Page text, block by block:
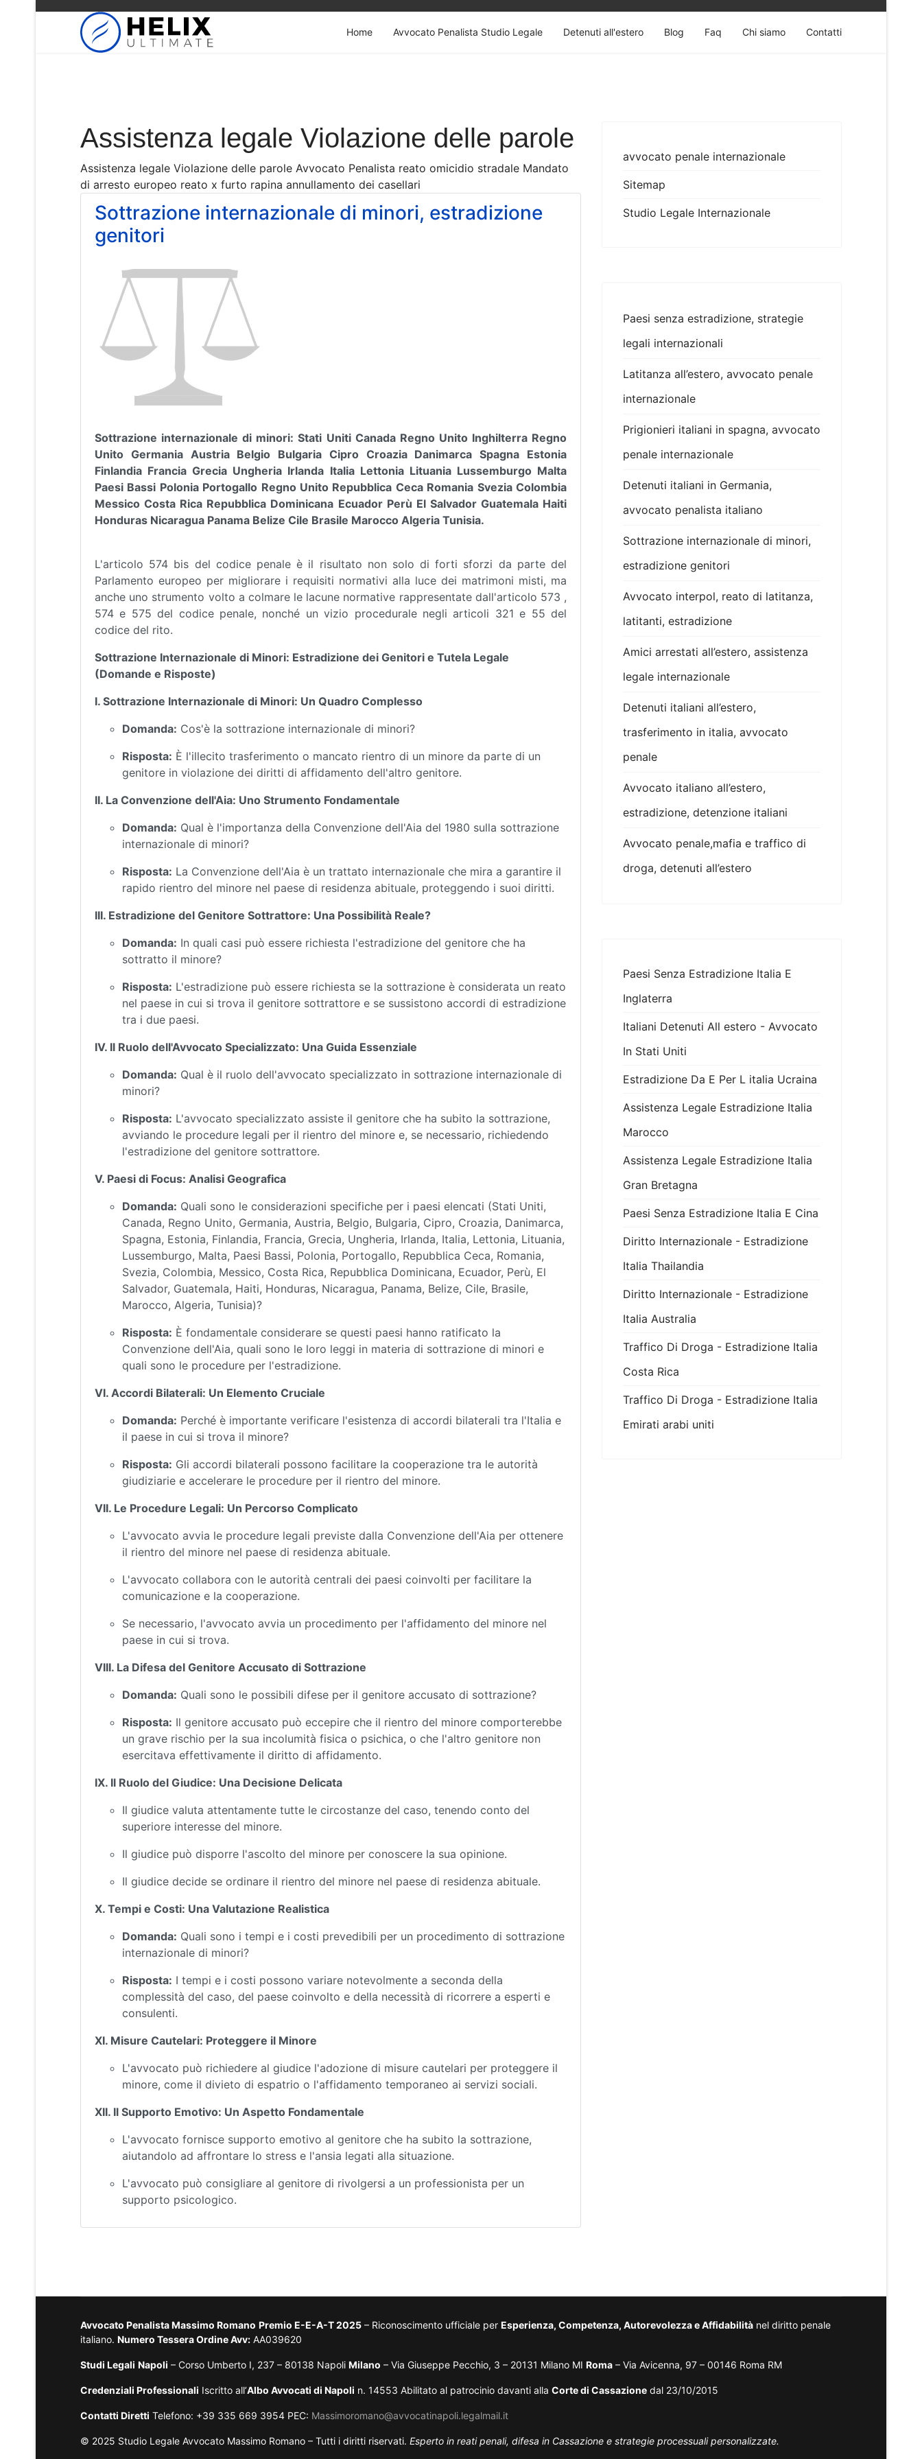
Home Avvocato Penalista Studio Legale Detenuti all'estero Blog Faq Chi siamo Contatti
Assistenza legale Violazione delle parole
Assistenza legale Violazione delle parole Avvocato Penalista reato omicidio stradale Mandato
di arresto europeo reato x furto rapina annullamento dei casellari
Sottrazione internazionale di minori, estradizione
genitori
Sottrazione internazionale di minori: Stati Uniti Canada Regno Unito Inghilterra Regno
Unito Germania Austria Belgio Bulgaria Cipro Croazia Danimarca Spagna Estonia
Finlandia Francia Grecia Ungheria Irlanda Italia Lettonia Lituania Lussemburgo Malta
Paesi Bassi Polonia Portogallo Regno Unito Repubblica Ceca Romania Svezia Colombia
Messico Costa Rica Repubblica Dominicana Ecuador Perù El Salvador Guatemala Haiti
Honduras Nicaragua Panama Belize Cile Brasile Marocco Algeria Tunisia.
L'articolo 574 bis del codice penale è il risultato non solo di forti sforzi da parte del
Parlamento europeo per migliorare i requisiti normativi alla luce dei matrimoni misti, ma
anche uno strumento volto a colmare le lacune normative rappresentate dall'articolo 573 ,
574 e 575 del codice penale, nonché un vizio procedurale negli articoli 321 e 55 del
codice del rito.
Sottrazione Internazionale di Minori: Estradizione dei Genitori e Tutela Legale
(Domande e Risposte)
I. Sottrazione Internazionale di Minori: Un Quadro Complesso
Domanda: Cos'è la sottrazione internazionale di minori?
Risposta: È l'illecito trasferimento o mancato rientro di un minore da parte di un
genitore in violazione dei diritti di affidamento dell'altro genitore.
II. La Convenzione dell'Aia: Uno Strumento Fondamentale
Domanda: Qual è l'importanza della Convenzione dell'Aia del 1980 sulla sottrazione
internazionale di minori?
Risposta: La Convenzione dell'Aia è un trattato internazionale che mira a garantire il
rapido rientro del minore nel paese di residenza abituale, proteggendo i suoi diritti.
III. Estradizione del Genitore Sottrattore: Una Possibilità Reale?
Domanda: In quali casi può essere richiesta l'estradizione del genitore che ha
sottratto il minore?
Risposta: L'estradizione può essere richiesta se la sottrazione è considerata un reato
nel paese in cui si trova il genitore sottrattore e se sussistono accordi di estradizione
tra i due paesi.
IV. Il Ruolo dell'Avvocato Specializzato: Una Guida Essenziale
Domanda: Qual è il ruolo dell'avvocato specializzato in sottrazione internazionale di
minori?
Risposta: L'avvocato specializzato assiste il genitore che ha subito la sottrazione,
avviando le procedure legali per il rientro del minore e, se necessario, richiedendo
l'estradizione del genitore sottrattore.
V. Paesi di Focus: Analisi Geografica
Domanda: Quali sono le considerazioni specifiche per i paesi elencati (Stati Uniti,
Canada, Regno Unito, Germania, Austria, Belgio, Bulgaria, Cipro, Croazia, Danimarca,
Spagna, Estonia, Finlandia, Francia, Grecia, Ungheria, Irlanda, Italia, Lettonia, Lituania,
Lussemburgo, Malta, Paesi Bassi, Polonia, Portogallo, Repubblica Ceca, Romania,
Svezia, Colombia, Messico, Costa Rica, Repubblica Dominicana, Ecuador, Perù, El
Salvador, Guatemala, Haiti, Honduras, Nicaragua, Panama, Belize, Cile, Brasile,
Marocco, Algeria, Tunisia)?
Risposta: È fondamentale considerare se questi paesi hanno ratificato la
Convenzione dell'Aia, quali sono le loro leggi in materia di sottrazione di minori e
quali sono le procedure per l'estradizione.
VI. Accordi Bilaterali: Un Elemento Cruciale
Domanda: Perché è importante verificare l'esistenza di accordi bilaterali tra l'Italia e
il paese in cui si trova il minore?
Risposta: Gli accordi bilaterali possono facilitare la cooperazione tra le autorità
giudiziarie e accelerare le procedure per il rientro del minore.
VII. Le Procedure Legali: Un Percorso Complicato
L'avvocato avvia le procedure legali previste dalla Convenzione dell'Aia per ottenere
il rientro del minore nel paese di residenza abituale.
L'avvocato collabora con le autorità centrali dei paesi coinvolti per facilitare la
comunicazione e la cooperazione.
Se necessario, l'avvocato avvia un procedimento per l'affidamento del minore nel
paese in cui si trova.
VIII. La Difesa del Genitore Accusato di Sottrazione
Domanda: Quali sono le possibili difese per il genitore accusato di sottrazione?
Risposta: Il genitore accusato può eccepire che il rientro del minore comporterebbe
un grave rischio per la sua incolumità fisica o psichica, o che l'altro genitore non
esercitava effettivamente il diritto di affidamento.
IX. Il Ruolo del Giudice: Una Decisione Delicata
Il giudice valuta attentamente tutte le circostanze del caso, tenendo conto del
superiore interesse del minore.
Il giudice può disporre l'ascolto del minore per conoscere la sua opinione.
Il giudice decide se ordinare il rientro del minore nel paese di residenza abituale.
X. Tempi e Costi: Una Valutazione Realistica
Domanda: Quali sono i tempi e i costi prevedibili per un procedimento di sottrazione
internazionale di minori?
Risposta: I tempi e i costi possono variare notevolmente a seconda della
complessità del caso, del paese coinvolto e della necessità di ricorrere a esperti e
consulenti.
XI. Misure Cautelari: Proteggere il Minore
L'avvocato può richiedere al giudice l'adozione di misure cautelari per proteggere il
minore, come il divieto di espatrio o l'affidamento temporaneo ai servizi sociali.
XII. Il Supporto Emotivo: Un Aspetto Fondamentale
L'avvocato fornisce supporto emotivo al genitore che ha subito la sottrazione,
aiutandolo ad affrontare lo stress e l'ansia legati alla situazione.
L'avvocato può consigliare al genitore di rivolgersi a un professionista per un
supporto psicologico.
avvocato penale internazionale
Sitemap
Studio Legale Internazionale
Paesi senza estradizione, strategie
legali internazionali
Latitanza all’estero, avvocato penale
internazionale
Prigionieri italiani in spagna, avvocato
penale internazionale
Detenuti italiani in Germania,
avvocato penalista italiano
Sottrazione internazionale di minori,
estradizione genitori
Avvocato interpol, reato di latitanza,
latitanti, estradizione
Amici arrestati all’estero, assistenza
legale internazionale
Detenuti italiani all’estero,
trasferimento in italia, avvocato
penale
Avvocato italiano all’estero,
estradizione, detenzione italiani
Avvocato penale,mafia e traffico di
droga, detenuti all’estero
Paesi Senza Estradizione Italia E
Inglaterra
Italiani Detenuti All estero - Avvocato
In Stati Uniti
Estradizione Da E Per L italia Ucraina
Assistenza Legale Estradizione Italia
Marocco
Assistenza Legale Estradizione Italia
Gran Bretagna
Paesi Senza Estradizione Italia E Cina
Diritto Internazionale - Estradizione
Italia Thailandia
Diritto Internazionale - Estradizione
Italia Australia
Traffico Di Droga - Estradizione Italia
Costa Rica
Traffico Di Droga - Estradizione Italia
Emirati arabi uniti
Avvocato Penalista Massimo Romano Premio E-E-A-T 2025 – Riconoscimento ufficiale per Esperienza, Competenza, Autorevolezza e Affidabilità nel diritto penale
italiano. Numero Tessera Ordine Avv: AA039620
Studi Legali Napoli – Corso Umberto I, 237 – 80138 Napoli Milano – Via Giuseppe Pecchio, 3 – 20131 Milano MI Roma – Via Avicenna, 97 – 00146 Roma RM
Credenziali Professionali Iscritto all’Albo Avvocati di Napoli n. 14553 Abilitato al patrocinio davanti alla Corte di Cassazione dal 23/10/2015
Contatti Diretti Telefono: +39 335 669 3954 PEC: Massimoromano@avvocatinapoli.legalmail.it
© 2025 Studio Legale Avvocato Massimo Romano – Tutti i diritti riservati. Esperto in reati penali, difesa in Cassazione e strategie processuali personalizzate.